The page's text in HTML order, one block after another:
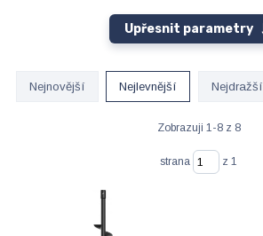
Upřesnit parametry
Nejnovější Nejlevnější Nejdražší
Zobrazuji 1-8 z 8
strana z 1